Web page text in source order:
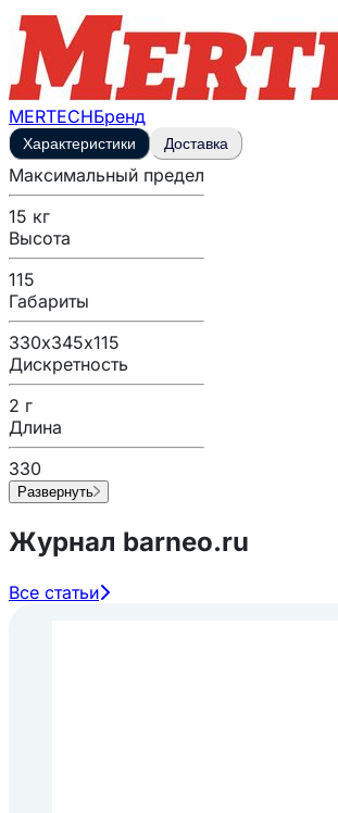
MERTECHБренд
Характеристики Доставка
Максимальный предел
15 кг
Высота
115
Габариты
330х345х115
Дискретность
2 г
Длина
330
Развернуть
Журнал barneo.ru
Все статьи